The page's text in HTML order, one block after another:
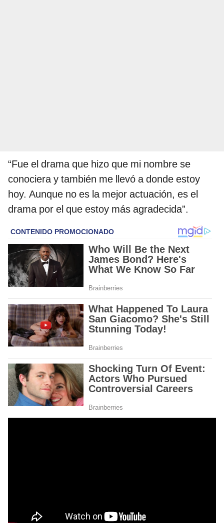
“Fue el drama que hizo que mi nombre se
conociera y también me llevó a donde estoy
hoy. Aunque no es la mejor actuación, es el
drama por el que estoy más agradecida”.